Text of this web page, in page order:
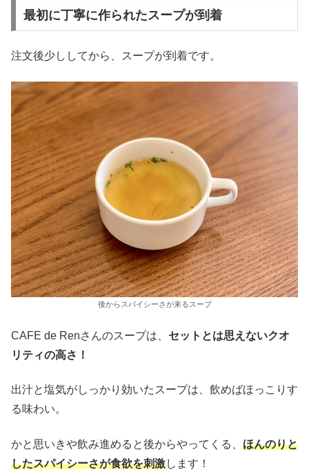
最初に丁寧に作られたスープが到着
注文後少ししてから、スープが到着です。
後からスパイシーさが来るスープ
CAFE de Renさんのスープは、 セットとは思えないクオ
リティの高さ！
出汁と塩気がしっかり効いたスープは、飲めばほっこりす
る味わい。
かと思いきや飲み進めると後からやってくる、 ほんのりと
したスパイシーさが食欲を刺激します！